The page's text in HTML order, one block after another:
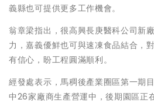
義縣也可提供更多工作機會。
翁章梁指出，很高興長庚醫科公司新
力，嘉義優鮮也可與速凍食品結合，
有信心，盼工程圓滿順利。
經發處表示，馬稠後產業圈區第一期
中26家廠商生產營運中，後期園區正